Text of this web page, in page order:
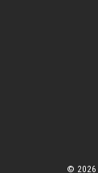
© 2026